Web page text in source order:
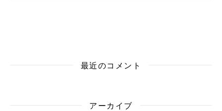
最近のコメント
アーカイブ